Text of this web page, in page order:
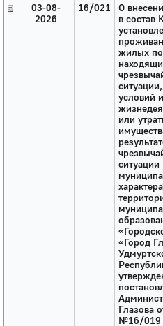
03-08-
2026
16/021
О
в состав
жилых
условий
или
ситуации
«Город
Глазова
№16/019